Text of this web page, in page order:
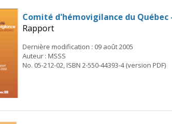
Comité d'hémovigilance du Québec
Rapport
Dernière modification : 09 août 2005
Auteur : MSSS
No. 05-212-02, ISBN 2-550-44393-4 (version PDF)